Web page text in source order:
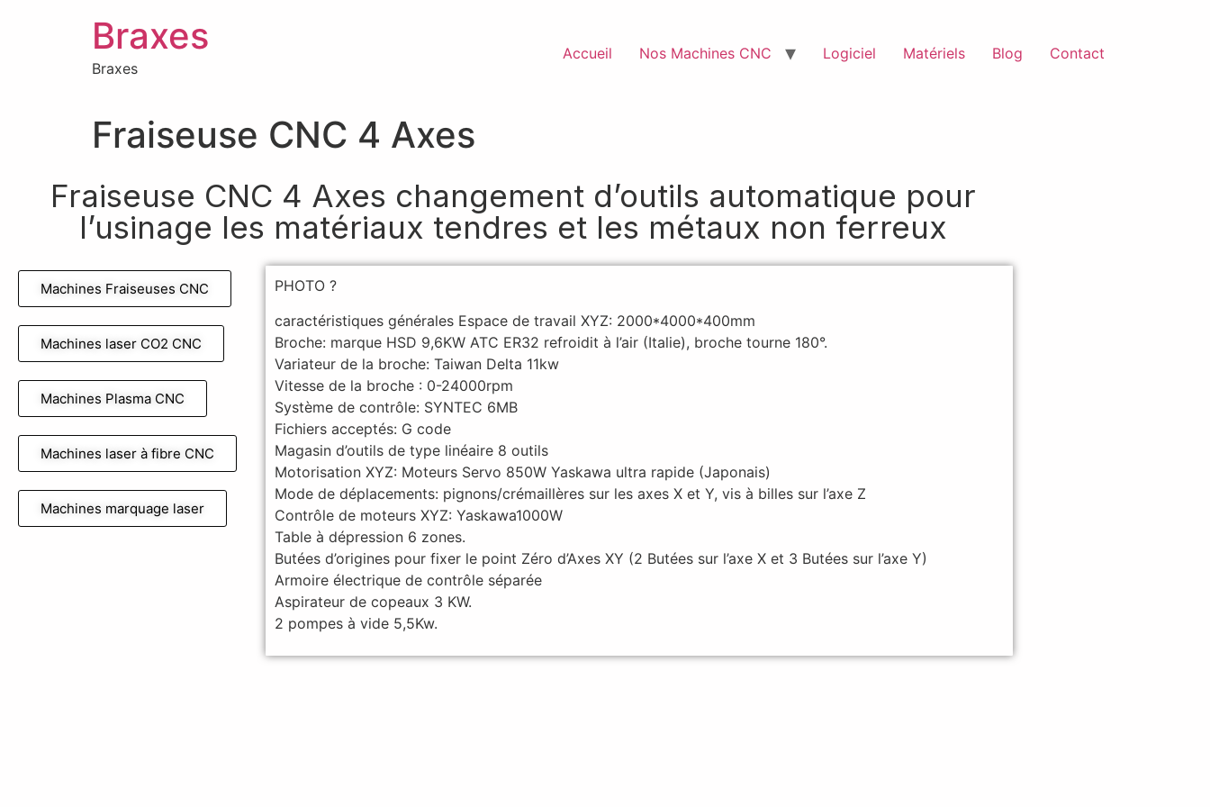
Braxes
Braxes
Accueil Nos Machines CNC Logiciel Matériels Blog Contact
Fraiseuse CNC 4 Axes
Fraiseuse CNC 4 Axes changement d’outils automatique pour
l’usinage les matériaux tendres et les métaux non ferreux
Machines Fraiseuses CNC
Machines laser CO2 CNC
Machines Plasma CNC
Machines laser à fibre CNC
Machines marquage laser
PHOTO ?
caractéristiques générales Espace de travail XYZ: 2000*4000*400mm
Broche: marque HSD 9,6KW ATC ER32 refroidit à l’air (Italie), broche tourne 180°.
Variateur de la broche: Taiwan Delta 11kw
Vitesse de la broche : 0-24000rpm
Système de contrôle: SYNTEC 6MB
Fichiers acceptés: G code
Magasin d’outils de type linéaire 8 outils
Motorisation XYZ: Moteurs Servo 850W Yaskawa ultra rapide (Japonais)
Mode de déplacements: pignons/crémaillères sur les axes X et Y, vis à billes sur l’axe Z
Contrôle de moteurs XYZ: Yaskawa1000W
Table à dépression 6 zones.
Butées d’origines pour fixer le point Zéro d’Axes XY (2 Butées sur l’axe X et 3 Butées sur l’axe Y)
Armoire électrique de contrôle séparée
Aspirateur de copeaux 3 KW.
2 pompes à vide 5,5Kw.